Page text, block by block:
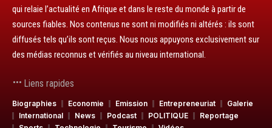
qui relaie l’actualité en Afrique et dans le reste du monde à partir de
sources fiables. Nos contenus ne sont ni modifiés ni altérés : ils sont
diffusés tels qu’ils sont reçus. Nous nous appuyons exclusivement sur
des médias reconnus et vérifiés au niveau international.
Liens rapides
Biographies Economie Emission Entrepreneuriat
Galerie
International
News Podcast POLITIQUE
Reportage